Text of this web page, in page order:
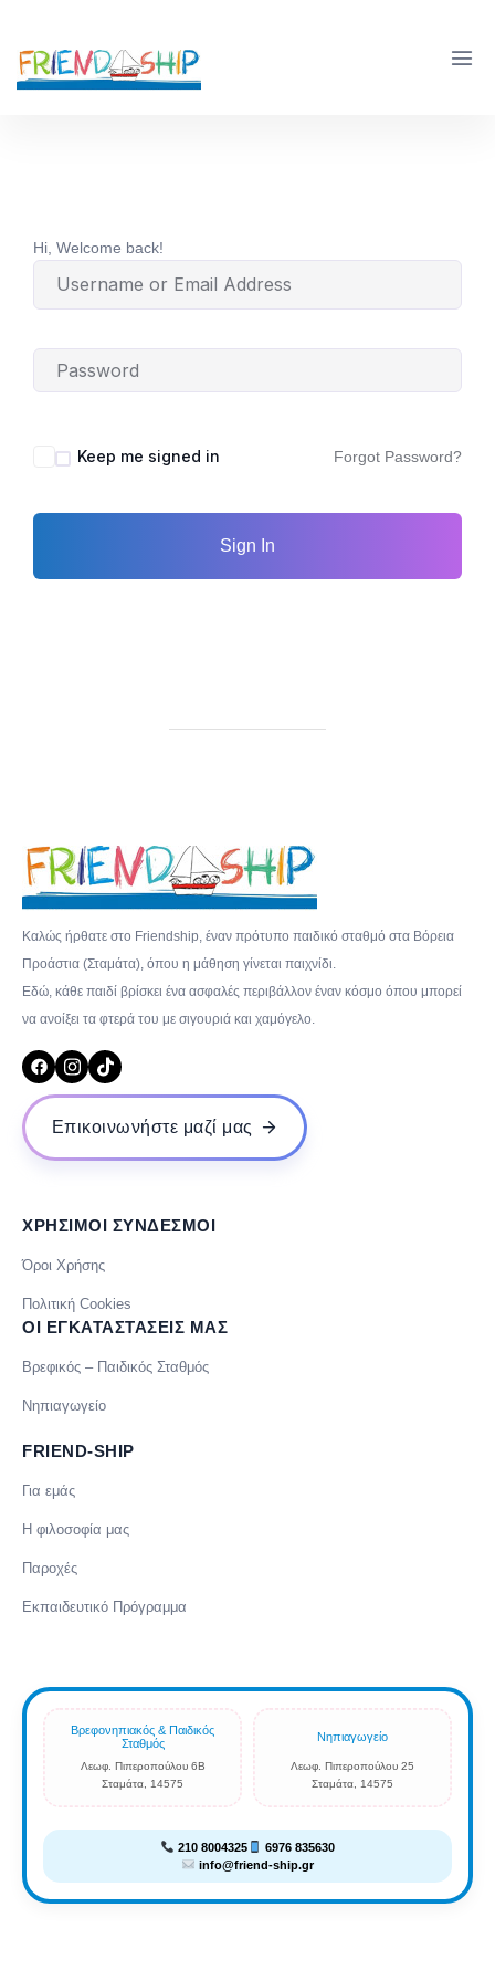
Hi, Welcome back!
Keep me signed in Forgot Password?
Sign In
Καλώς ήρθατε στο Friendship, έναν πρότυπο παιδικό σταθμό στα Βόρεια
Προάστια (Σταμάτα), όπου η μάθηση γίνεται παιχνίδι.
Εδώ, κάθε παιδί βρίσκει ένα ασφαλές περιβάλλον έναν κόσμο όπου μπορεί
να ανοίξει τα φτερά του με σιγουριά και χαμόγελο.
Επικοινωνήστε μαζί μας
ΧΡΗΣΙΜΟΙ ΣΥΝΔΕΣΜΟΙ
Όροι Χρήσης
Πολιτική Cookies
ΟΙ ΕΓΚΑΤΑΣΤΑΣΕΙΣ ΜΑΣ
Βρεφικός – Παιδικός Σταθμός
Νηπιαγωγείο
FRIEND-SHIP
Για εμάς
Η φιλοσοφία μας
Παροχές
Εκπαιδευτικό Πρόγραμμα
Βρεφονηπιακός & Παιδικός
Σταθμός
Λεωφ. Πιπεροπούλου 6Β
Σταμάτα, 14575
Νηπιαγωγείο
Λεωφ. Πιπεροπούλου 25
Σταμάτα, 14575
210 8004325
6976 835630
info@friend-ship.gr